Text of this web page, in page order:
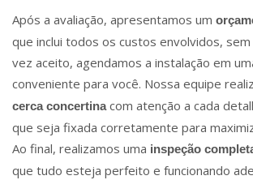
Após a avaliação, apresentamos um
que inclui todos os custos envolvidos,
vez aceito, agendamos a instalação em
conveniente para você. Nossa equipe
cerca concertinacom atenção a cada
que seja fixada corretamente para
Ao final, realizamos uma inspeção
que tudo esteja perfeito e funcionando